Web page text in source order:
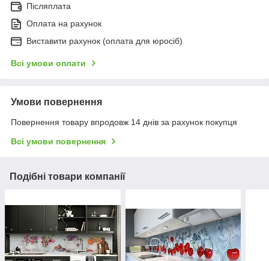
Післяплата
Оплата на рахунок
Виставити рахунок (оплата для юросіб)
Всі умови оплати
Умови повернення
Повернення товару впродовж 14 днів за рахунок покупця
Всі умови повернення
Подібні товари компанії